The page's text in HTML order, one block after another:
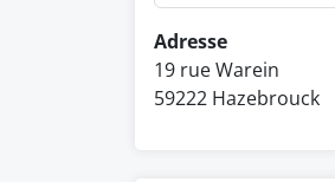
Adresse
19 rue Warein
59222 Hazebrouck